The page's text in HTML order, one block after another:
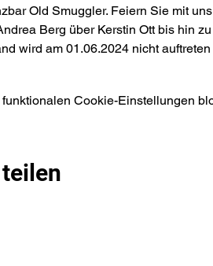
Old Smuggler. Feiern Sie mit
Berg über Kerstin Ott bis hin
wird am 01.06.2024 nicht auftreten
Cookie-Einstellungen